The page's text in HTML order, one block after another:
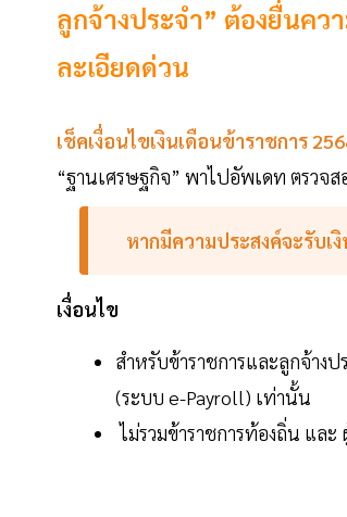
ลูกจ้างประจำ” ต้องยื่นคว
ละเอียดด่วน
เช็คเงื่อนไขเงินเดือนข้าราชการ
“ฐานเศรษฐกิจ” พาไปอัพเดท ตรวจส
หากมีความประสงค์จะรับเ
เงื่อนไข
สำหรับข้าราชการและลูกจ้าง
(ระบบ e-Payroll) เท่านั้น
ไม่รวมข้าราชการท้องถิ่น แล